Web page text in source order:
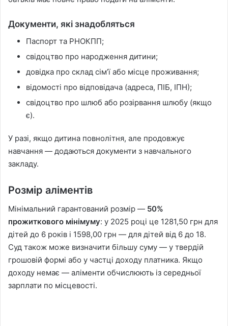
Документи, які знадобляться
Паспорт та РНОКПП;
свідоцтво про народження дитини;
довідка про склад сім’ї або місце проживання;
відомості про відповідача (адреса, ПІБ, ІПН);
свідоцтво про шлюб або розірвання шлюбу (якщо
є).
У разі, якщо дитина повнолітня, але продовжує
навчання — додаються документи з навчального
закладу.
Розмір аліментів
Мінімальний гарантований розмір — 50%
прожиткового мінімуму: у 2025 році це 1281,50 грн для
дітей до 6 років і 1598,00 грн — для дітей від 6 до 18.
Суд також може визначити більшу суму — у твердій
грошовій формі або у частці доходу платника. Якщо
доходу немає — аліменти обчислюють із середньої
зарплати по місцевості.